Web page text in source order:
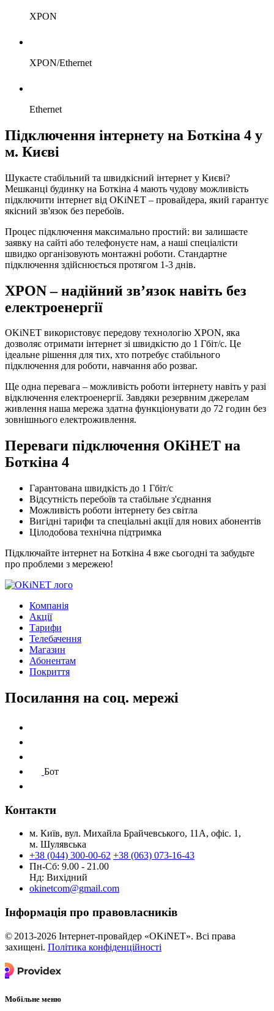
XPON
XPON/Ethernet
Ethernet
Підключення інтернету на Боткіна 4 у
м. Києві
Шукаєте стабільний та швидкісний інтернет у Києві?
Мешканці будинку на Боткіна 4 мають чудову можливість
підключити інтернет від OKiNET – провайдера, який гарантує
якісний зв'язок без перебоїв.
Процес підключення максимально простий: ви залишаєте
заявку на сайті або телефонуєте нам, а наші спеціалісти
швидко організовують монтажні роботи. Стандартне
підключення здійснюється протягом 1-3 днів.
XPON – надійний зв’язок навіть без
електроенергії
OKiNET використовує передову технологію XPON, яка
дозволяє отримати інтернет зі швидкістю до 1 Гбіт/с. Це
ідеальне рішення для тих, хто потребує стабільного
підключення для роботи, навчання або розваг.
Ще одна перевага – можливість роботи інтернету навіть у разі
відключення електроенергії. Завдяки резервним джерелам
живлення наша мережа здатна функціонувати до 72 годин без
зовнішнього електроживлення.
Переваги підключення ОКіНЕТ на
Боткіна 4
Гарантована швидкість до 1 Гбіт/с
Відсутність перебоїв та стабільне з'єднання
Можливість роботи інтернету без світла
Вигідні тарифи та спеціальні акції для нових абонентів
Цілодобова технічна підтримка
Підключайте інтернет на Боткіна 4 вже сьогодні та забудьте
про проблеми з мережею!
Компанія
Акції
Тарифи
Телебачення
Магазин
Абонентам
Покриття
Посилання на соц. мережі
Бот
Контакти
м. Київ, вул. Михайла Брайчевського, 11А, офіс. 1,
м. Шулявська
+38 (044) 300-00-62 +38 (063) 073-16-43
Пн-Сб: 9.00 - 21.00
Нд: Вихідний
okinetcom@gmail.com
Інформація про правовласників
© 2013-2026 Інтернет-провайдер «OKiNET». Всі права
захищені. Політика конфіденційності
Мобільне меню